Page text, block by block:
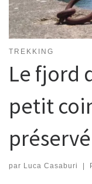
TREKKING
Le fjord
petit
préservé
par Luca Casaburi